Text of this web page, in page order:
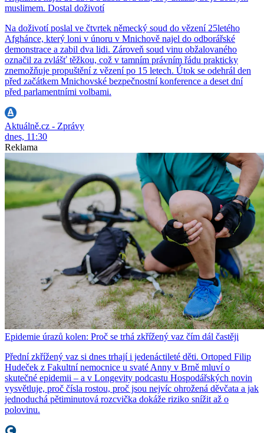
muslimem. Dostal doživotí
Na doživotí poslal ve čtvrtek německý soud do vězení 25letého
Afghánce, který loni v únoru v Mnichově najel do odborářské
demonstrace a zabil dva lidi. Zároveň soud vinu obžalovaného
označil za zvlášť těžkou, což v tamním právním řádu prakticky
znemožňuje propuštění z vězení po 15 letech. Útok se odehrál den
před začátkem Mnichovské bezpečnostní konference a deset dní
před parlamentními volbami.
Aktuálně.cz - Zprávy
dnes, 11:30
Reklama
Epidemie úrazů kolen: Proč se trhá zkřížený vaz čím dál častěji
Přední zkřížený vaz si dnes trhají i jedenáctileté děti. Ortoped Filip
Hudeček z Fakultní nemocnice u svaté Anny v Brně mluví o
skutečné epidemii – a v Longevity podcastu Hospodářských novin
vysvětluje, proč čísla rostou, proč jsou nejvíc ohrožená děvčata a jak
jednoduchá pětiminutová rozcvička dokáže riziko snížit až o
polovinu.